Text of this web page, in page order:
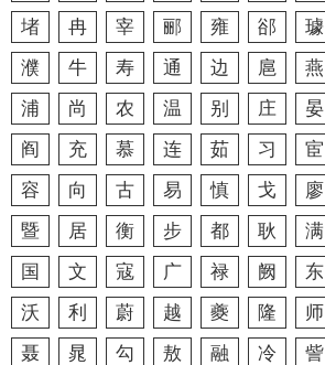
堵
冉 宰 郦 雍 郤 璩
濮
牛 寿 通 边 扈 燕
浦
尚 农 温 别 庄 晏
阎
充 慕 连 茹 习 宦
容
向 古 易 慎 戈 廖
暨
居 衡 步 都 耿 满
国
文 寇 广 禄 阙 东
沃
利 蔚 越 夔 隆 师
聂
晁 勾 敖 融 冷 訾